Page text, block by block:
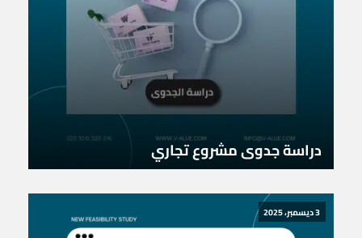
دراسة جدوى مشروع تجاري
3 ديسمبر، 2025